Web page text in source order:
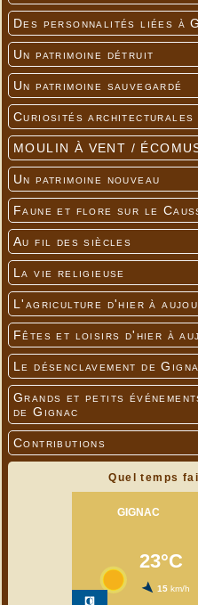
Des personnalités liées à
Un patrimoine détruit
Un patrimoine sauvegardé
Curiosités architecturales
MOULIN À VENT /
Un patrimoine nouveau
Faune et flore sur le
Au fil des siècles
La vie religieuse
L'agriculture d'hier à
Fêtes et loisirs d'hier à
Le désenclavement de
Grands et petits
de Gignac
Contributions
Quel temps